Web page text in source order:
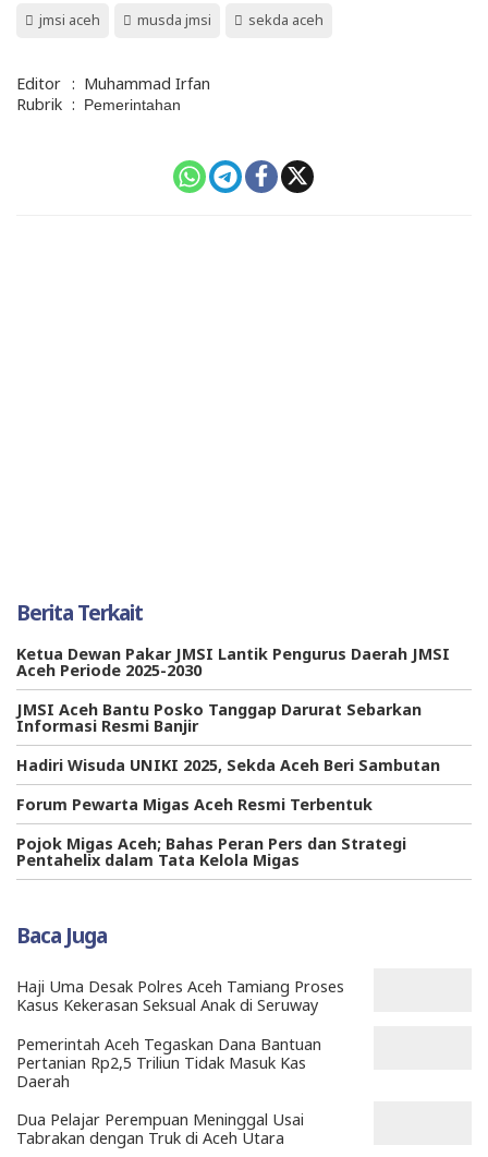
jmsi aceh musda jmsi sekda aceh
Editor : Muhammad Irfan
Rubrik : Pemerintahan
Berita Terkait
Ketua Dewan Pakar JMSI Lantik Pengurus Daerah JMSI
Aceh Periode 2025-2030
JMSI Aceh Bantu Posko Tanggap Darurat Sebarkan
Informasi Resmi Banjir
Hadiri Wisuda UNIKI 2025, Sekda Aceh Beri Sambutan
Forum Pewarta Migas Aceh Resmi Terbentuk
Pojok Migas Aceh; Bahas Peran Pers dan Strategi
Pentahelix dalam Tata Kelola Migas
Baca Juga
Haji Uma Desak Polres Aceh Tamiang Proses
Kasus Kekerasan Seksual Anak di Seruway
Pemerintah Aceh Tegaskan Dana Bantuan
Pertanian Rp2,5 Triliun Tidak Masuk Kas
Daerah
Dua Pelajar Perempuan Meninggal Usai
Tabrakan dengan Truk di Aceh Utara